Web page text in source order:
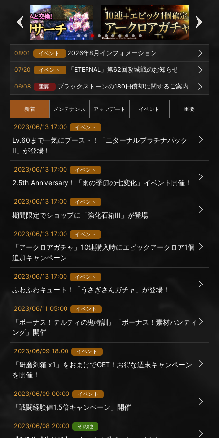
08/01 イベント 2026年8月インフォメーション
07/20 イベント 「ETERNAL」第62回攻城戦のお知らせ
06/08 重要 ブラックストーンの180日償却に関するご案内
新着 メンテナンス アップデート イベント 重要
2023/06/13 17:00 イベント
Lv.60まで一気にブースト！「エターナルプラチナパック
II」が登場！
2023/06/13 17:00 イベント
2.5th Anniversary！「雨の季節の七変化」イベント開催！
2023/06/13 17:00 イベント
期間限定でショップに「強化石箱III」が登場
2023/06/13 17:00 イベント
「アークロアガチャ」10連購入時にエピックアークロア1個
追加キャンペーン
2023/06/13 17:00 イベント
ふわふわキュート！「うさぎさんガチャ」が登場！
2023/06/11 05:00 イベント
「ボーナス！テルティの鬼特訓」「ボーナス！素材ハンティ
ング」開催
2023/06/09 18:00 イベント
「研磨剤箱 x1」をおまけでGET！お得な週末キャンペーン
を開催！
2023/06/09 00:00 イベント
「戦闘経験値1.5倍キャンペーン」開催
2023/06/08 20:00 その他